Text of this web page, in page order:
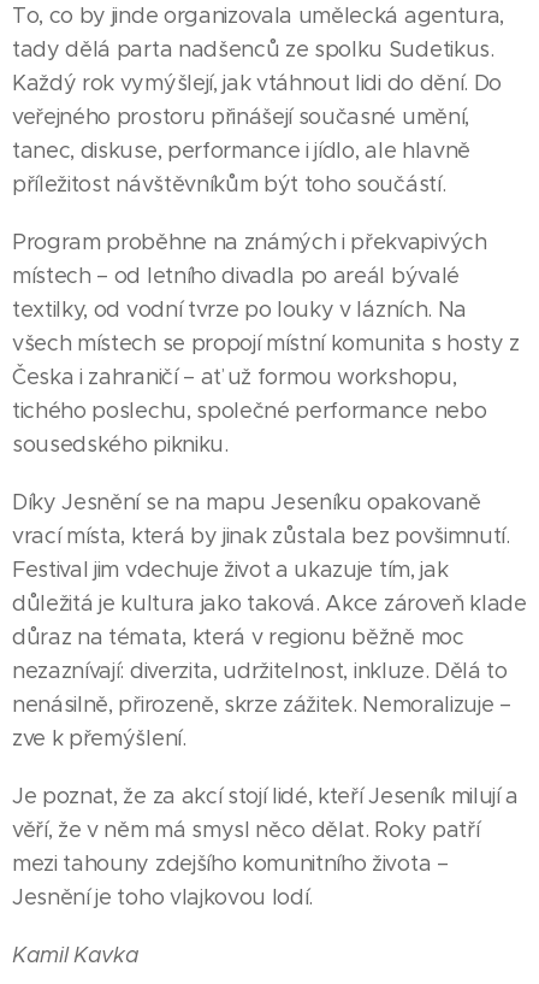
To, co by jinde organizovala umělecká agentura,
tady dělá parta nadšenců ze spolku Sudetikus.
Každý rok vymýšlejí, jak vtáhnout lidi do dění. Do
veřejného prostoru přinášejí současné umění,
tanec, diskuse, performance i jídlo, ale hlavně
příležitost návštěvníkům být toho součástí.
Program proběhne na známých i překvapivých
místech – od letního divadla po areál bývalé
textilky, od vodní tvrze po louky v lázních. Na
všech místech se propojí místní komunita s hosty z
Česka i zahraničí – ať už formou workshopu,
tichého poslechu, společné performance nebo
sousedského pikniku.
Díky Jesnění se na mapu Jeseníku opakovaně
vrací místa, která by jinak zůstala bez povšimnutí.
Festival jim vdechuje život a ukazuje tím, jak
důležitá je kultura jako taková. Akce zároveň klade
důraz na témata, která v regionu běžně moc
nezaznívají: diverzita, udržitelnost, inkluze. Dělá to
nenásilně, přirozeně, skrze zážitek. Nemoralizuje –
zve k přemýšlení.
Je poznat, že za akcí stojí lidé, kteří Jeseník milují a
věří, že v něm má smysl něco dělat. Roky patří
mezi tahouny zdejšího komunitního života –
Jesnění je toho vlajkovou lodí.
Kamil Kavka